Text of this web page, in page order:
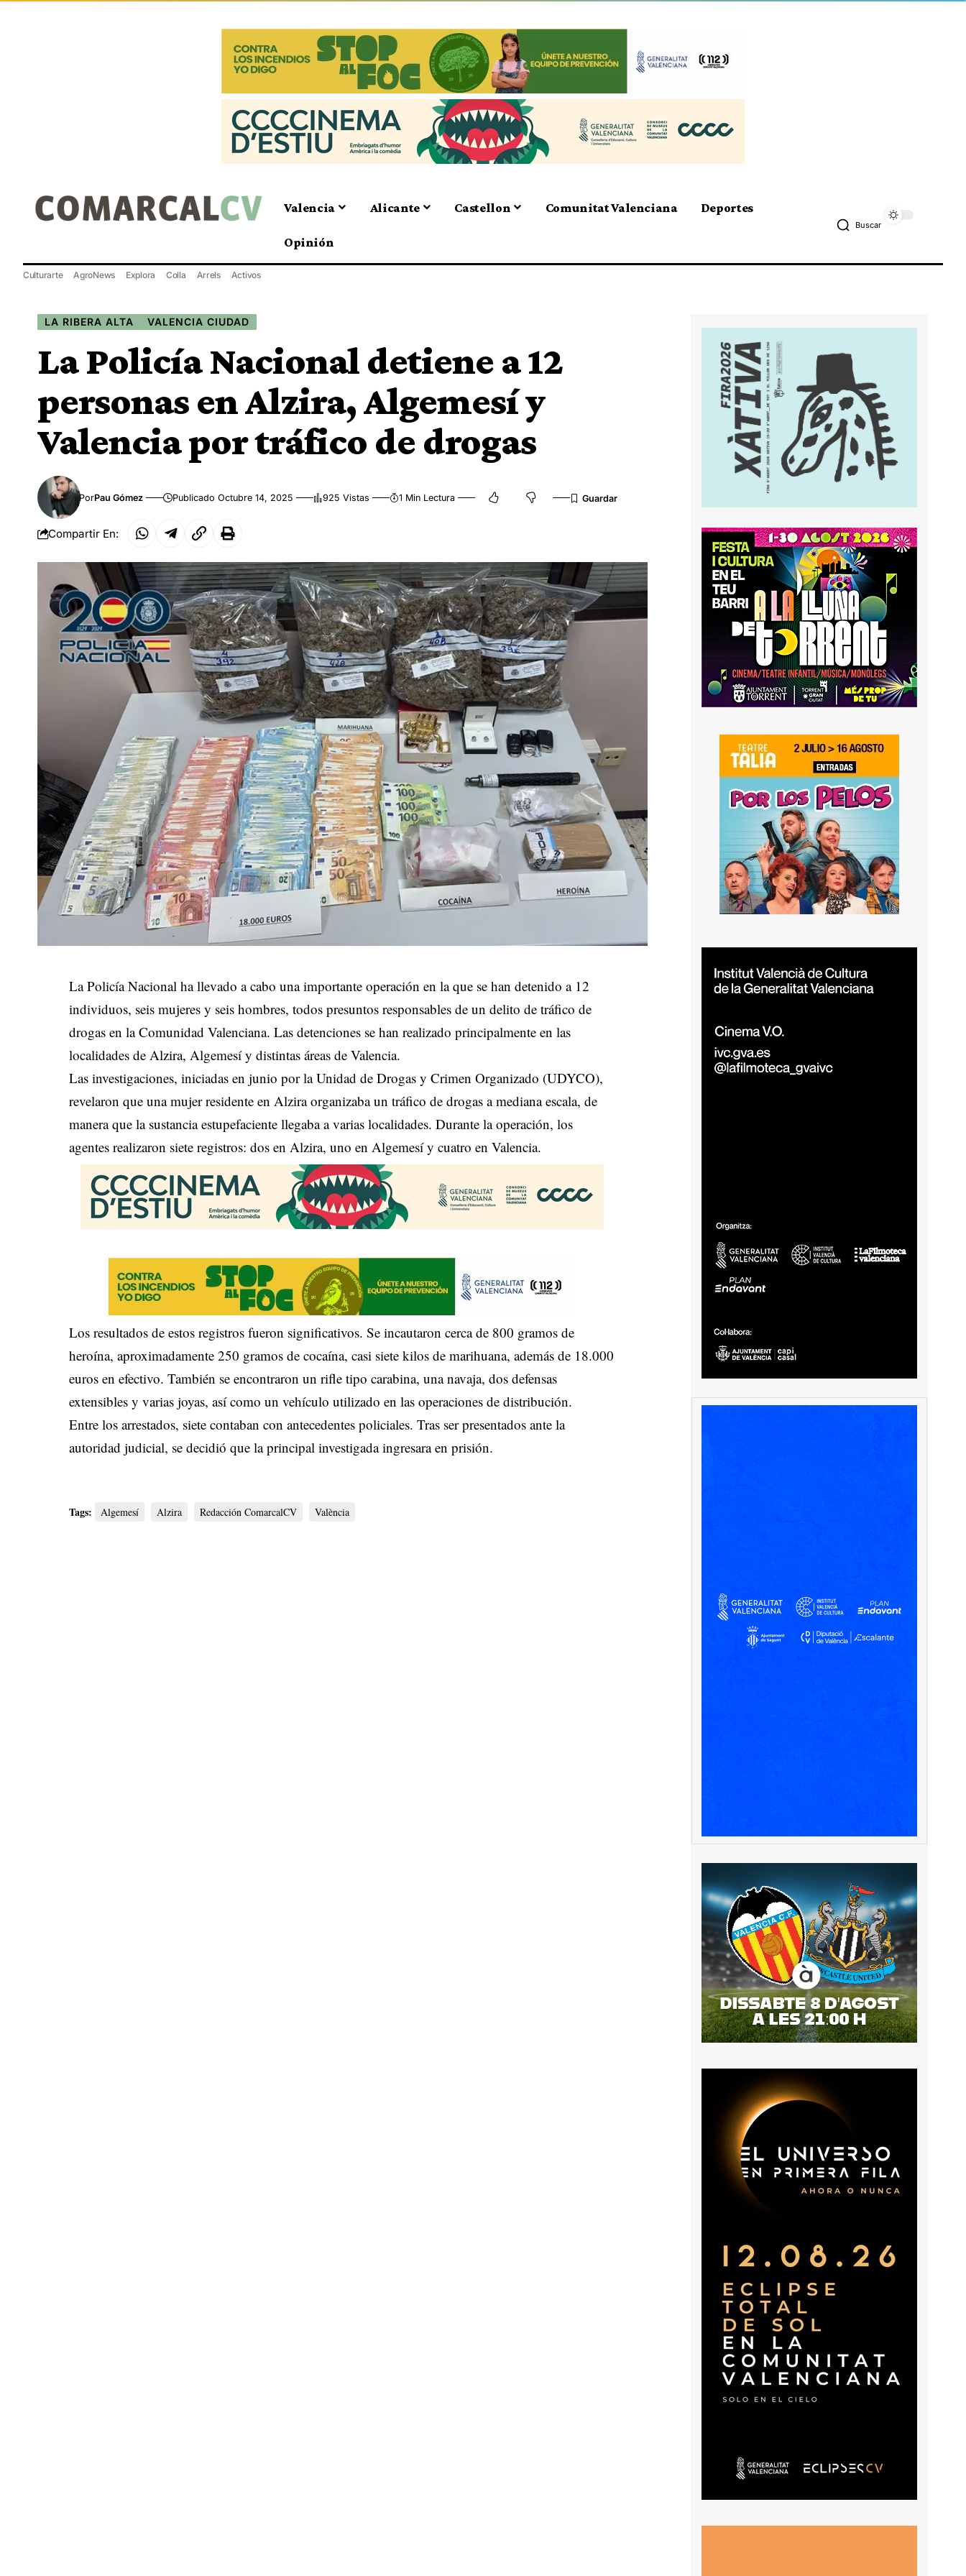
Valencia Alicante Castellon Comunitat Valenciana Deportes
Opinión
Buscar
Culturarte AgroNews Explora Colla Arrels Activos
LA RIBERA ALTA VALENCIA CIUDAD
La Policía Nacional detiene a 12
personas en Alzira, Algemesí y
Valencia por tráfico de drogas
PorPau Gómez Publicado Octubre 14, 2025 925 Vistas 1 Min Lectura
Compartir En:
La Policía Nacional ha llevado a cabo una importante operación en la que se han detenido a 12
individuos, seis mujeres y seis hombres, todos presuntos responsables de un delito de tráfico de
drogas en la Comunidad Valenciana. Las detenciones se han realizado principalmente en las
localidades de Alzira, Algemesí y distintas áreas de Valencia.
Las investigaciones, iniciadas en junio por la Unidad de Drogas y Crimen Organizado (UDYCO),
revelaron que una mujer residente en Alzira organizaba un tráfico de drogas a mediana escala, de
manera que la sustancia estupefaciente llegaba a varias localidades. Durante la operación, los
agentes realizaron siete registros: dos en Alzira, uno en Algemesí y cuatro en Valencia.
Los resultados de estos registros fueron significativos. Se incautaron cerca de 800 gramos de
heroína, aproximadamente 250 gramos de cocaína, casi siete kilos de marihuana, además de 18.000
euros en efectivo. También se encontraron un rifle tipo carabina, una navaja, dos defensas
extensibles y varias joyas, así como un vehículo utilizado en las operaciones de distribución.
Entre los arrestados, siete contaban con antecedentes policiales. Tras ser presentados ante la
autoridad judicial, se decidió que la principal investigada ingresara en prisión.
Tags: Algemesí Alzira Redacción ComarcalCV València